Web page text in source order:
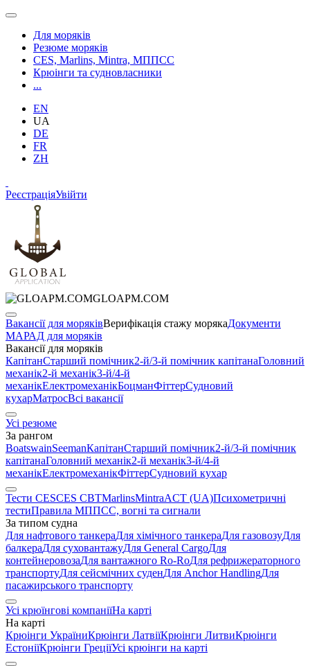
Для моряків
Резюме моряків
CES, Marlins, Mintra, МППСС
Крюінги та судновласники
...
EN
UA
DE
FR
ZH
РеєстраціяУвійти
GLOAPM.COM
Вакансії для моряківВерифікація стажу морякаДокументи
МАРАД для моряків
Вакансії для моряків
КапітанСтарший помічник2-й/3-й помічник капітанаГоловний
механік2-й механік3-й/4-й
механікЕлектромеханікБоцманФіттерСудновий
кухарМатросВсі вакансії
Усі резюме
За рангом
BoatswainSeemanКапітанСтарший помічник2-й/3-й помічник
капітанаГоловний механік2-й механік3-й/4-й
механікЕлектромеханікФіттерСудновий кухар
Тести CESCES CBTMarlinsMintraACT (UA)Психометричні
тестиПравила МППСС, вогні та сигнали
За типом судна
Для нафтового танкераДля хімічного танкераДля газовозуДля
балкераДля суховантажуДля General CargoДля
контейнеровозаДля вантажного Ro-RoДля рефрижераторного
транспортуДля сейсмічних суденДля Anchor HandlingДля
пасажирського транспорту
Усі крюїнгові компаніїНа карті
На карті
Крюінги УкраїниКрюінги ЛатвіїКрюінги ЛитвиКрюінги
ЕстоніїКрюінги ГреціїУсі крюінги на карті